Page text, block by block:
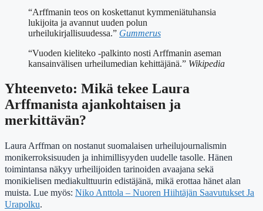
“Arffmanin teos on koskettanut kymmeniätuhansia
lukijoita ja avannut uuden polun
urheilukirjallisuudessa.” Gummerus
“Vuoden kieliteko -palkinto nosti Arffmanin aseman
kansainvälisen urheilumedian kehittäjänä.” Wikipedia
Yhteenveto: Mikä tekee Laura
Arffmanista ajankohtaisen ja
merkittävän?
Laura Arffman on nostanut suomalaisen urheilujournalismin
monikerroksisuuden ja inhimillisyyden uudelle tasolle. Hänen
toimintansa näkyy urheilijoiden tarinoiden avaajana sekä
monikielisen mediakulttuurin edistäjänä, mikä erottaa hänet alan
muista. Lue myös: Niko Anttola – Nuoren Hiihtäjän Saavutukset Ja
Urapolku.